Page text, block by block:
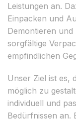
Leistungen an.
Einpacken und
Demontieren
sorgfältige
empfindlichen
Unser Ziel ist es,
möglich zu
individuell und
Bedürfnissen an.